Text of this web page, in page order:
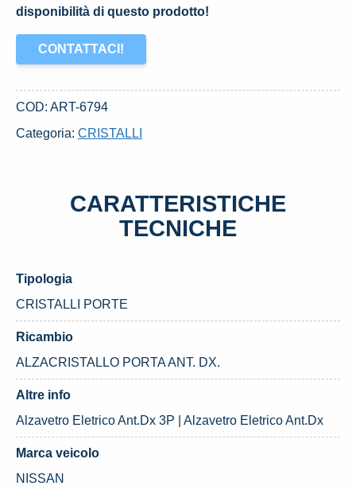
disponibilità di questo prodotto!
CONTATTACI!
COD: ART-6794
Categoria: CRISTALLI
CARATTERISTICHE
TECNICHE
Tipologia
CRISTALLI PORTE
Ricambio
ALZACRISTALLO PORTA ANT. DX.
Altre info
Alzavetro Eletrico Ant.Dx 3P | Alzavetro Eletrico Ant.Dx
Marca veicolo
NISSAN